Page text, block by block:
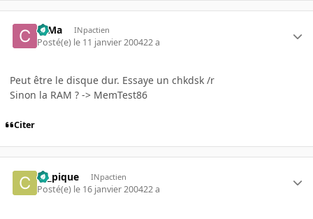
c0Ma INpactien
Posté(e) le 11 janvier 200422 a
Peut être le disque dur. Essaye un chkdsk /r
Sinon la RAM ? -> MemTest86
Citer
ca_pique INpactien
Posté(e) le 16 janvier 200422 a